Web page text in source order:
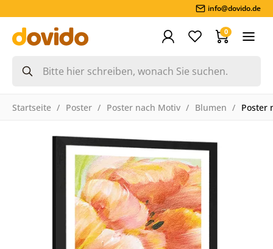
info@dovido.de
0
Startseite Poster Poster nach Motiv Blumen Poster